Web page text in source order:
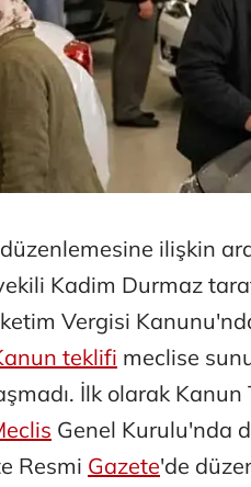
düzenlemesine ilişkin
Kadim Durmaz
Vergisi
teklifi meclise
İlk olarak Kanun
Genel Kurulu'nda
Resmi Gazete'de